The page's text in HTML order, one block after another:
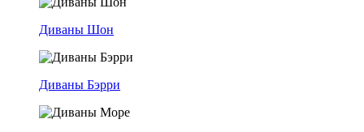
Диваны Шон
Диваны Бэрри